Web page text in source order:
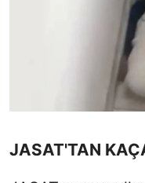
JASAT'TAN